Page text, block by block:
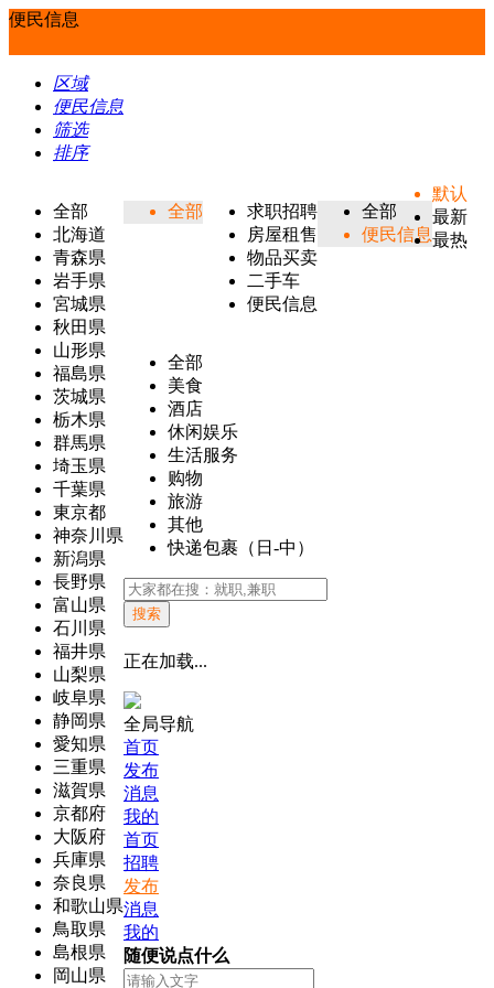
便民信息
区域
便民信息
筛选
排序
全部
北海道
青森県
岩手県
宮城県
秋田県
山形県
福島県
茨城県
栃木県
群馬県
埼玉県
千葉県
東京都
神奈川県
新潟県
長野県
富山県
石川県
福井県
山梨県
岐阜県
静岡県
愛知県
三重県
滋賀県
京都府
大阪府
兵庫県
奈良県
和歌山県
鳥取県
島根県
岡山県
全部
求职招聘
房屋租售
物品买卖
二手车
便民信息
全部
便民信息
全部
美食
酒店
休闲娱乐
生活服务
购物
旅游
其他
快递包裹（日-中）
默认
最新
最热
搜索
正在加载...
全局导航
首页
发布
消息
我的
首页
招聘
发布
消息
我的
随便说点什么